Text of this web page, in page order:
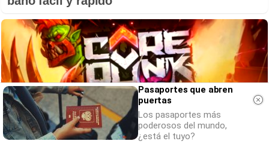
Pasaportes que abren
puertas
Los pasaportes más
poderosos del mundo,
¿está el tuyo?